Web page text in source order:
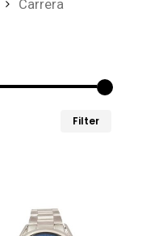
Carrera
Filter